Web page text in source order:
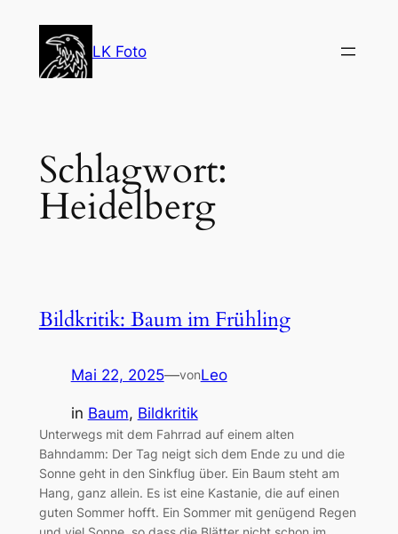
springen
LK Foto
Schlagwort:
Heidelberg
Bildkritik: Baum im Frühling
Mai 22, 2025—vonLeo
in Baum, Bildkritik
Unterwegs mit dem Fahrrad auf einem alten
Bahndamm: Der Tag neigt sich dem Ende zu und die
Sonne geht in den Sinkflug über. Ein Baum steht am
Hang, ganz allein. Es ist eine Kastanie, die auf einen
guten Sommer hofft. Ein Sommer mit genügend Regen